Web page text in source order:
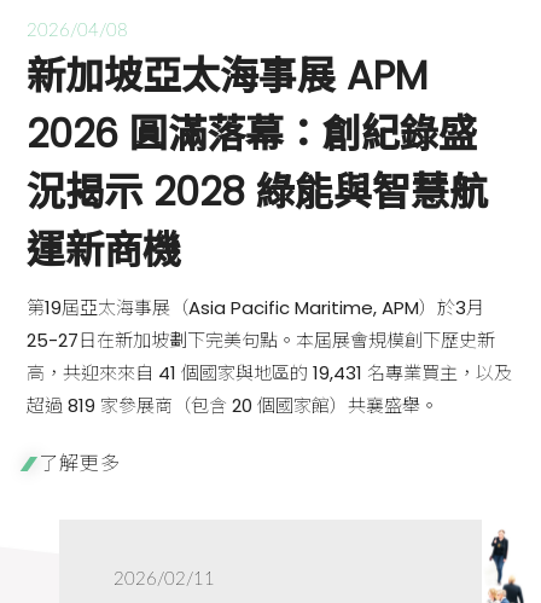
2026/04/08
新加坡亞太海事展 APM
2026 圓滿落幕：創紀錄盛
況揭示 2028 綠能與智慧航
運新商機
第19屆亞太海事展（Asia Pacific Maritime, APM）於3月
25-27日在新加坡劃下完美句點。本屆展會規模創下歷史新
高，共迎來來自 41 個國家與地區的 19,431 名專業買主，以及
超過 819 家參展商（包含 20 個國家館）共襄盛舉。
了解更多
2026/02/11